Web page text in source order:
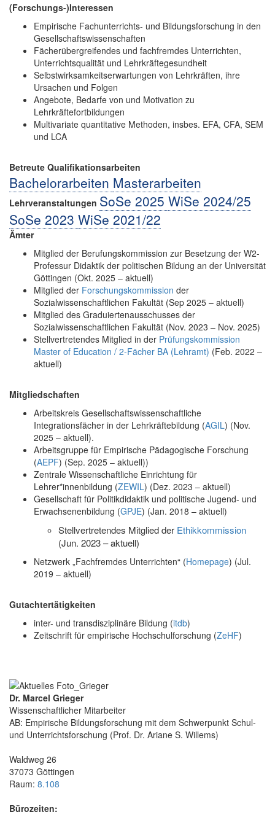
(Forschungs-)Interessen
Empirische Fachunterrichts- und Bildungsforschung in den
Gesellschaftswissenschaften
Fächerübergreifendes und fachfremdes Unterrichten,
Unterrichtsqualität und Lehrkräftegesundheit
Selbstwirksamkeitserwartungen von Lehrkräften, ihre
Ursachen und Folgen
Angebote, Bedarfe von und Motivation zu
Lehrkräftefortbildungen
Multivariate quantitative Methoden, insbes. EFA, CFA, SEM
und LCA
Betreute Qualifikationsarbeiten
Bachelorarbeiten Masterarbeiten
Lehrveranstaltungen SoSe 2025 WiSe 2024/25
SoSe 2023 WiSe 2021/22
Ämter
Mitglied der Berufungskommission zur Besetzung der W2-
Professur Didaktik der politischen Bildung an der Universität
Göttingen (Okt. 2025 – aktuell)
Mitglied der Forschungskommission der
Sozialwissenschaftlichen Fakultät (Sep 2025 – aktuell)
Mitglied des Graduiertenausschusses der
Sozialwissenschaftlichen Fakultät (Nov. 2023 – Nov. 2025)
Stellvertretendes Mitglied in der Prüfungskommission
Master of Education / 2-Fächer BA (Lehramt) (Feb. 2022 –
aktuell)
Mitgliedschaften
Arbeitskreis Gesellschaftswissenschaftliche
Integrationsfächer in der Lehrkräftebildung (AGIL) (Nov.
2025 – aktuell).
Arbeitsgruppe für Empirische Pädagogische Forschung
(AEPF) (Sep. 2025 – aktuell))
Zentrale Wissenschaftliche Einrichtung für
Lehrer*innenbildung (ZEWIL) (Dez. 2023 – aktuell)
Gesellschaft für Politikdidaktik und politische Jugend- und
Erwachsenenbildung (GPJE) (Jan. 2018 – aktuell)
Stellvertretendes Mitglied der Ethikkommission
(Jun. 2023 – aktuell)
Netzwerk „Fachfremdes Unterrichten“ (Homepage) (Jul.
2019 – aktuell)
Gutachtertätigkeiten
inter- und transdisziplinäre Bildung (itdb)
Zeitschrift für empirische Hochschulforschung (ZeHF)
Dr. Marcel Grieger
Wissenschaftlicher Mitarbeiter
AB: Empirische Bildungsforschung mit dem Schwerpunkt Schul-
und Unterrichtsforschung (Prof. Dr. Ariane S. Willems)
Waldweg 26
37073 Göttingen
Raum: 8.108
Bürozeiten: